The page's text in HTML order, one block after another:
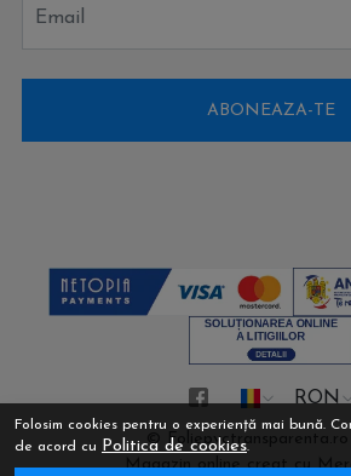
Folosim cookies pentru o experiență mai bună.
de acord cu Politica de cookies.
Email
ABONEAZA-TE
RON
© Foliepvctransparenta.ro
Magazin online creat cu